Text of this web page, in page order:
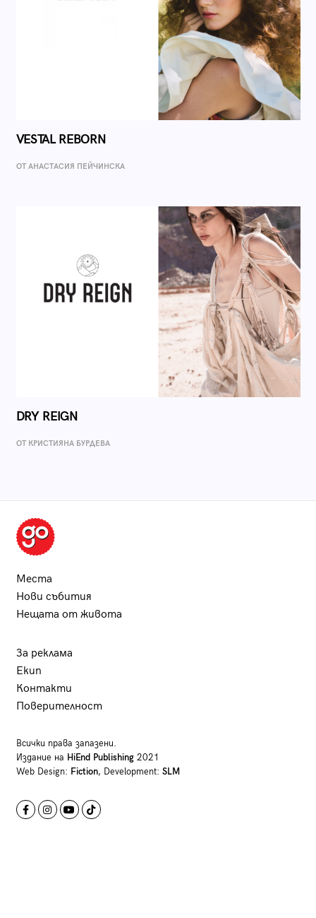
VESTAL REBORN
ОТ AНАСТАСИЯ ПЕЙЧИНСКА
DRY REIGN
ОТ КРИСТИЯНА БУРДЕВА
Места
Нови събития
Нещата от живота
За реклама
Екип
Контакти
Поверителност
Всички права запазени.
Издание на HiEnd Publishing2021
Web Design: Fiction, Development: SLM